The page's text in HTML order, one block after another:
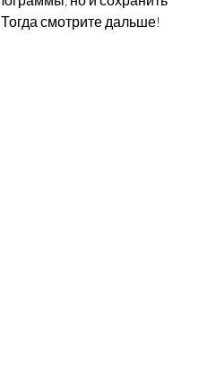
смотрите дальше!